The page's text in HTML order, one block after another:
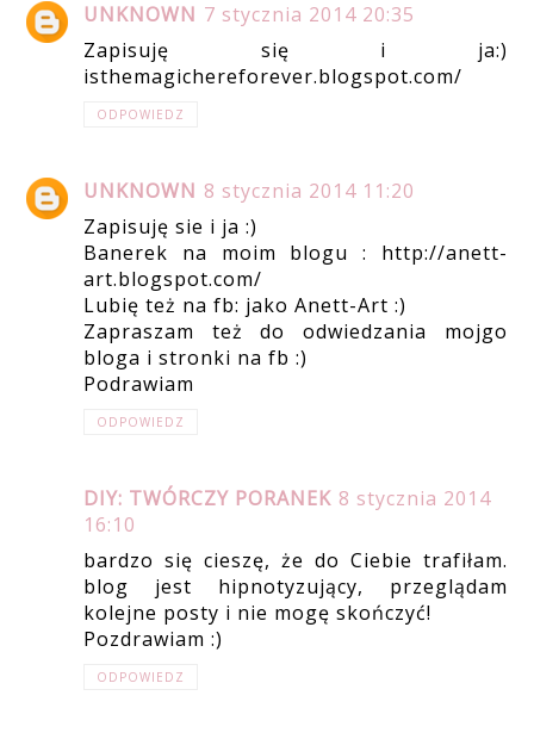
UNKNOWN 7 stycznia 2014 20:35
Zapisuję się i ja:)
isthemagichereforever.blogspot.com/
ODPOWIEDZ
UNKNOWN 8 stycznia 2014 11:20
Zapisuję sie i ja :)
Banerek na moim blogu : http://anett-
art.blogspot.com/
Lubię też na fb: jako Anett-Art :)
Zapraszam też do odwiedzania mojgo
bloga i stronki na fb :)
Podrawiam
ODPOWIEDZ
DIY: TWÓRCZY PORANEK 8 stycznia 2014
16:10
bardzo się cieszę, że do Ciebie trafiłam.
blog jest hipnotyzujący, przeglądam
kolejne posty i nie mogę skończyć!
Pozdrawiam :)
ODPOWIEDZ